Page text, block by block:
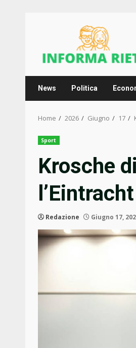
News Politica
Home 2026 Giugno 17
Sport
Krosche
Redazione Giugno 17,